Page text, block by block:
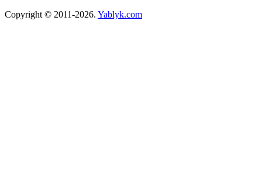
Copyright © 2011-2026. Yablyk.сom